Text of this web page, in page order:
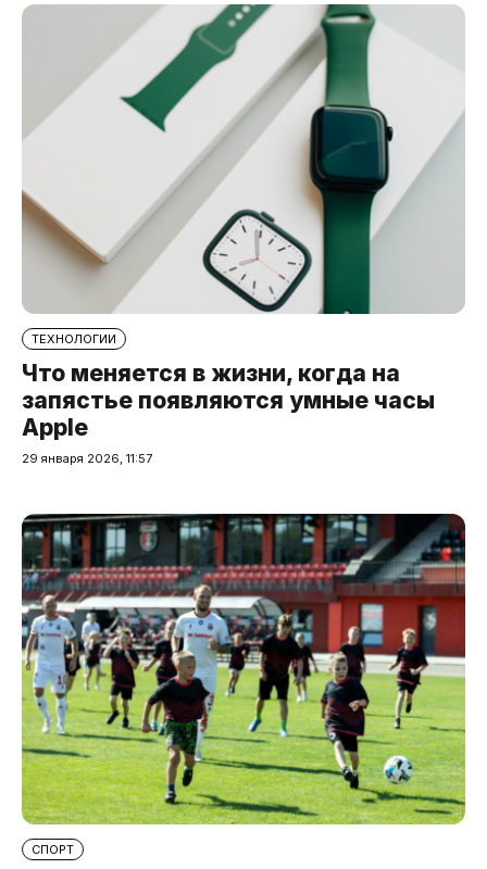
ТЕХНОЛОГИИ
Что меняется в жизни, когда на
запястье появляются умные часы
Apple
29 января 2026, 11:57
СПОРТ